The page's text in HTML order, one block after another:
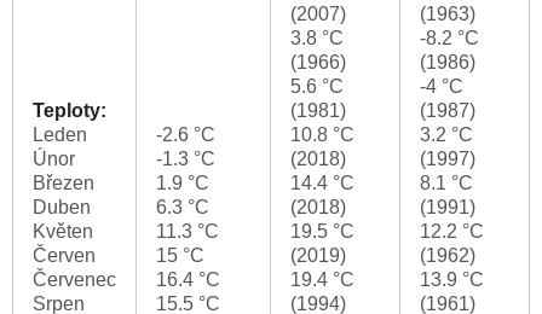
Teploty:
Leden
Únor
Březen
Duben
Květen
Červen
Červenec
Srpen
-2.6 °C
-1.3 °C
1.9 °C
6.3 °C
11.3 °C
15 °C
16.4 °C
15.5 °C
(2007)
3.8 °C
(1966)
5.6 °C
(1981)
10.8 °C
(2018)
14.4 °C
(2018)
19.5 °C
(2019)
19.4 °C
(1994)
(1963)
-8.2 °C
(1986)
-4 °C
(1987)
3.2 °C
(1997)
8.1 °C
(1991)
12.2 °C
(1962)
13.9 °C
(1961)